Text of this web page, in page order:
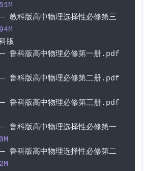
M
教科版高中物理选择性必修第三
M
版
鲁科版高中物理必修第一册. pdf
鲁科版高中物理必修第二册. pdf
鲁科版高中物理必修第三册. pdf
鲁科版高中物理选择性必修第一
M
鲁科版高中物理选择性必修第二
M